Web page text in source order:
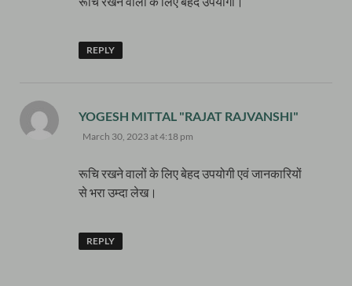
REPLY
YOGESH MITTAL "RAJAT RAJVANSHI"
March 30, 2023 at 4:18 pm
रूचि रखने वालों के लिए बेहद उपयोगी एवं जानकारियों
से भरा उम्दा लेख।
REPLY